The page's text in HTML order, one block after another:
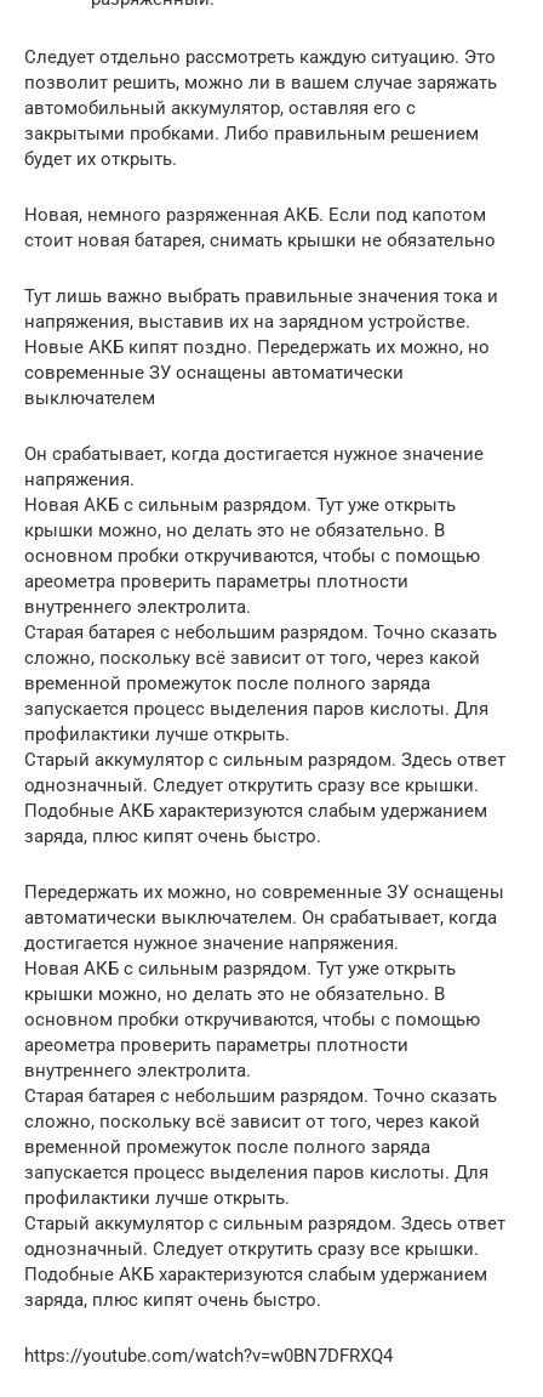
Следует отдельно рассмотреть каждую ситуацию. Это
позволит решить, можно ли в вашем случае заряжать
автомобильный аккумулятор, оставляя его с
закрытыми пробками. Либо правильным решением
будет их открыть.
Новая, немного разряженная АКБ. Если под капотом
стоит новая батарея, снимать крышки не обязательно
Тут лишь важно выбрать правильные значения тока и
напряжения, выставив их на зарядном устройстве.
Новые АКБ кипят поздно. Передержать их можно, но
современные ЗУ оснащены автоматически
выключателем
Он срабатывает, когда достигается нужное значение
напряжения.
Новая АКБ с сильным разрядом. Тут уже открыть
крышки можно, но делать это не обязательно. В
основном пробки откручиваются, чтобы с помощью
ареометра проверить параметры плотности
внутреннего электролита.
Старая батарея с небольшим разрядом. Точно сказать
сложно, поскольку всё зависит от того, через какой
временной промежуток после полного заряда
запускается процесс выделения паров кислоты. Для
профилактики лучше открыть.
Старый аккумулятор с сильным разрядом. Здесь ответ
однозначный. Следует открутить сразу все крышки.
Подобные АКБ характеризуются слабым удержанием
заряда, плюс кипят очень быстро.
Передержать их можно, но современные ЗУ оснащены
автоматически выключателем. Он срабатывает, когда
достигается нужное значение напряжения.
Новая АКБ с сильным разрядом. Тут уже открыть
крышки можно, но делать это не обязательно. В
основном пробки откручиваются, чтобы с помощью
ареометра проверить параметры плотности
внутреннего электролита.
Старая батарея с небольшим разрядом. Точно сказать
сложно, поскольку всё зависит от того, через какой
временной промежуток после полного заряда
запускается процесс выделения паров кислоты. Для
профилактики лучше открыть.
Старый аккумулятор с сильным разрядом. Здесь ответ
однозначный. Следует открутить сразу все крышки.
Подобные АКБ характеризуются слабым удержанием
заряда, плюс кипят очень быстро.
https://youtube.com/watch?v=w0BN7DFRXQ4